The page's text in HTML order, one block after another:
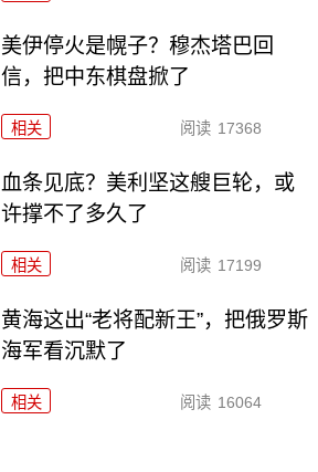
美伊停火是幌子？穆杰塔巴回
信，把中东棋盘掀了
相关 阅读 17368
血条见底？美利坚这艘巨轮，或
许撑不了多久了
相关 阅读 17199
黄海这出“老将配新王”，把俄罗斯
海军看沉默了
相关 阅读 16064